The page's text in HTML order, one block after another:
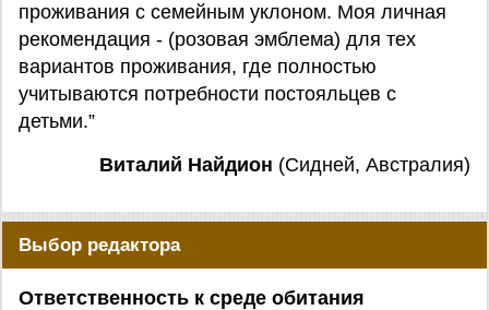
проживания с семейным уклоном. Моя личная
рекомендация - (розовая эмблема) для тех
вариантов проживания, где полностью
учитываются потребности постояльцев с
детьми.”
Виталий Найдион (Сидней, Австралия)
Выбор редактора
Ответственность к среде обитания